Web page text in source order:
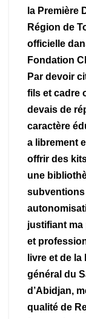
la Première
Région de
officielle
Fondation
Par devoir
fils et cadre
devais de
caractère
a librement
offrir des
une
subventions
justifiant ma
et
livre et de
général du
d’Abidjan,
qualité de